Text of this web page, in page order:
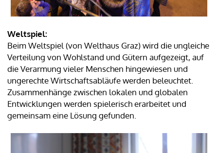
Weltspiel:
Beim Weltspiel (von Welthaus Graz) wird die ungleiche
Verteilung von Wohlstand und Gütern aufgezeigt, auf
die Verarmung vieler Menschen hingewiesen und
ungerechte Wirtschaftsabläufe werden beleuchtet.
Zusammenhänge zwischen lokalen und globalen
Entwicklungen werden spielerisch erarbeitet und
gemeinsam eine Lösung gefunden.